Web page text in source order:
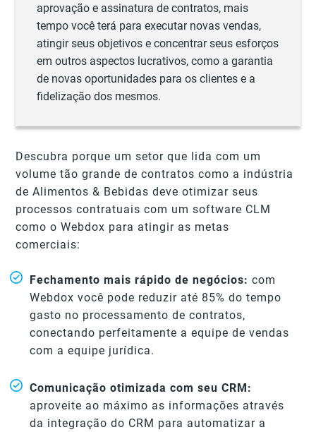
aprovação e assinatura de contratos, mais
tempo você terá para executar novas vendas,
atingir seus objetivos e concentrar seus esforços
em outros aspectos lucrativos, como a garantia
de novas oportunidades para os clientes e a
fidelização dos mesmos.
Descubra porque um setor que lida com um
volume tão grande de contratos como a indústria
de Alimentos & Bebidas deve otimizar seus
processos contratuais com um software CLM
como o Webdox para atingir as metas
comerciais:
Fechamento mais rápido de negócios: com
Webdox você pode reduzir até 85% do tempo
gasto no processamento de contratos,
conectando perfeitamente a equipe de vendas
com a equipe jurídica.
Comunicação otimizada com seu CRM:
aproveite ao máximo as informações através
da integração do CRM para automatizar a